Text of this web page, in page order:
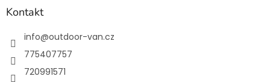
Kontakt
info@outdoor-van.cz
775407757
720991571